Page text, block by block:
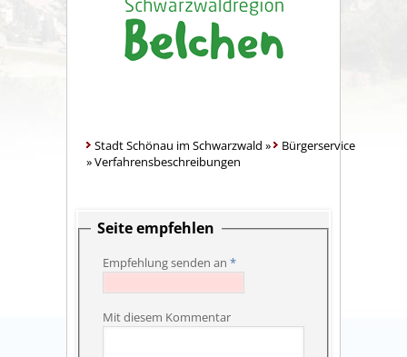
Stadt Schönau im Schwarzwald »
Bürgerservice
»Verfahrensbeschreibungen
Seite empfehlen
Empfehlung senden an *
Mit diesem Kommentar